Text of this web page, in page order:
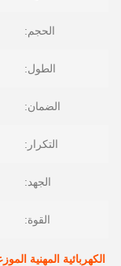
الحجم:
الطول:
الضمان:
التكرار:
الجهد:
القوة:
الكهربائية المهنية